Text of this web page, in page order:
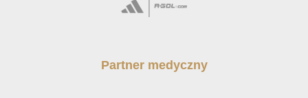
Partner medyczny